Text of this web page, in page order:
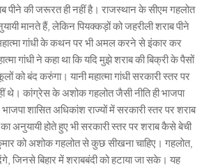
पीने की जरूरत ही नहीं है। राजस्थान के सीएम गहलोत
मानते हैं, लेकिन पियक्कड़ों को जहरीली शराब पीने
गांधी के कथन पर भी अमल करने से इंकार कर
गांधी ने कहा था कि यदि मुझे शराब की बिक्री के पैसों
को बंद करुंगा। यानी महात्मा गांधी सरकारी स्तर पर
थे। कांग्रेस के अशोक गहलोत जैसी नीति ही भाजपा
शासित अधिकांश राज्यों में सरकारी स्तर पर शराब
का अनुयायी होते हुए भी सरकारी स्तर पर शराब कैसे बेची
को अशोक गहलोत से कुछ सीखना चाहिए। गहलोत,
जिनसे बिहार में शराबबंदी को हटाया जा सके। यह